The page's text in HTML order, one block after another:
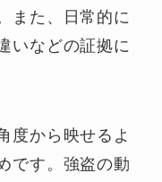
また、日常的に
いなどの証拠に
度から映せるよ
です。強盗の動